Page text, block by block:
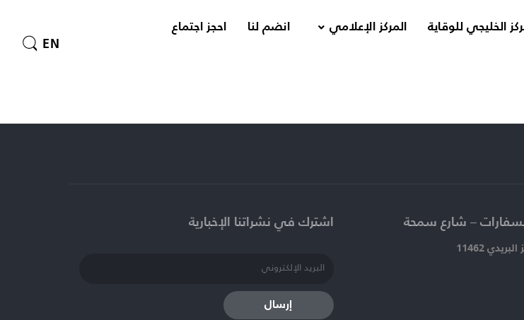
EN
احجز اجتماع انضم لنا المركز الإعلامي الخليجي للوقاية
اشترك في نشراتنا الإخبارية​
إرسال
– شارع سمحة​